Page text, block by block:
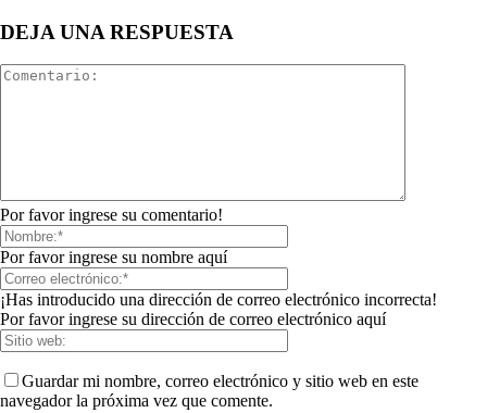
DEJA UNA RESPUESTA
Por favor ingrese su comentario!
Por favor ingrese su nombre aquí
¡Has introducido una dirección de correo electrónico incorrecta!
Por favor ingrese su dirección de correo electrónico aquí
Guardar mi nombre, correo electrónico y sitio web en este
navegador la próxima vez que comente.